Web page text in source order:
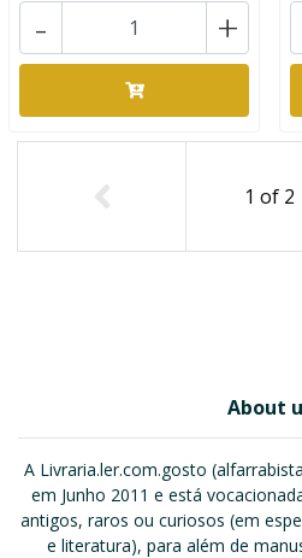
+
-
1 of 2
About
A Livraria.ler.com.gosto
em Junho 2011 e está
antigos, raros ou curiosos (em
e literatura), para além de